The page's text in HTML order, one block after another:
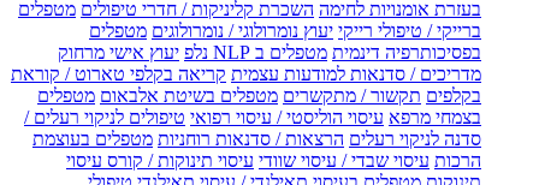
בעזרת אומנויות לחימה השכרת קליניקות / חדרי טיפולים מטפלים
ברייקי / טיפולי רייקי יעוץ נומרולוגי / נומרולוגים מטפלים
בפסיכותרפיה דינמית מטפלים ב NLP נלפ
יעוץ אישי מרחוק
מדריכים / סדנאות למודעות עצמית קריאה בקלפי טארוט / קוראת
בקלפים תקשור / מתקשרים מטפלים בשיטת אלבאום מטפלים
בצמחי מרפא עיסוי הוליסטי / עיסוי רפואי טיפולים לניקוי רעלים /
סדנה לניקוי רעלים הרצאות / סדנאות רוחניות מטפלים בעוצמת
הרכות עיסוי שבדי / עיסוי שוודי עיסוי תינוקות / קורס עיסוי